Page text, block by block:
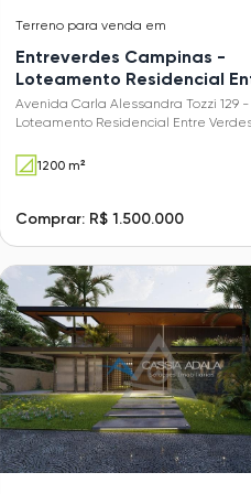
Terreno para venda em
Entreverdes Campinas -
Loteamento Residencial
Verdes (Sousas)
Avenida Carla Alessandra Tozzi 129 -
Loteamento Residencial Entre
1200 m²
Comprar: R$ 1.500.000